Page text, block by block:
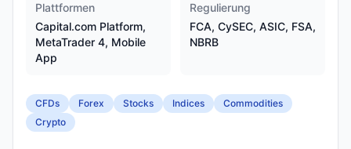
Plattformen
Capital.com Platform,
MetaTrader 4, Mobile
App
Regulierung
FCA, CySEC, ASIC, FSA,
NBRB
CFDs Forex Stocks Indices
Commodities
Crypto